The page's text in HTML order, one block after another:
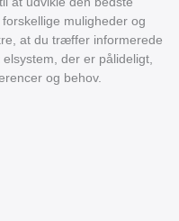
muligheder og
at du træffer informerede
der er pålideligt,
og behov.